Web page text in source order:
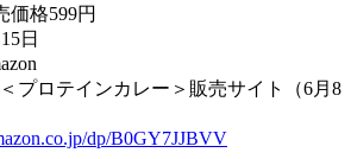
価格599円
日
プロテインカレー＞販売サイト（6月8
dp/B0GY7JJBVV